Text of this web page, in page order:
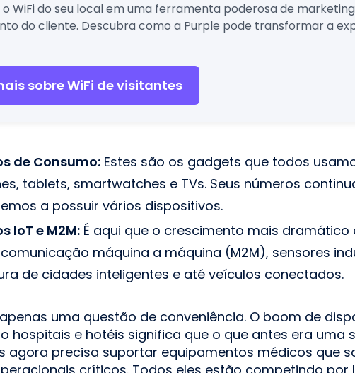
WiFi do seu local em uma ferramenta poderosa de
do cliente. Descubra como a Purple pode transformar a
sobre WiFi de visitantes
de Consumo: Estes são os gadgets que todos
tablets, smartwatches e TVs. Seus números
a possuir vários dispositivos.
IoT e M2M: É aqui que o crescimento mais
máquina a máquina (M2M), sensores
de cidades inteligentes e até veículos conectados.
uma questão de conveniência. O boom de
hospitais e hotéis significa que o que antes era uma
agora precisa suportar equipamentos médicos que